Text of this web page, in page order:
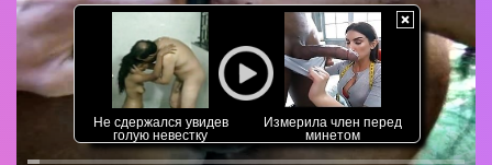
Не сдержался увидев
голую невестку
Измерила член перед
минетом